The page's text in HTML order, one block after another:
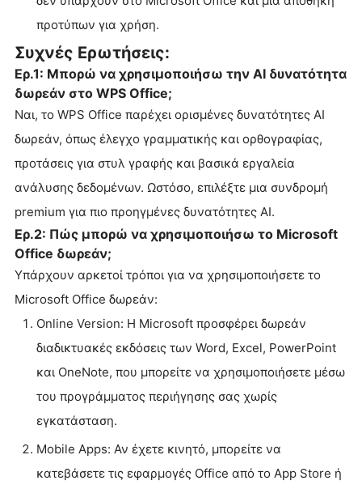
προτύπων για χρήση.
Συχνές Ερωτήσεις:
Ερ.1: Μπορώ να χρησιμοποιήσω την AI δυνατότητα
δωρεάν στο WPS Office;
Ναι, το WPS Office παρέχει ορισμένες δυνατότητες AI
δωρεάν, όπως έλεγχο γραμματικής και ορθογραφίας,
προτάσεις για στυλ γραφής και βασικά εργαλεία
ανάλυσης δεδομένων. Ωστόσο, επιλέξτε μια συνδρομή
premium για πιο προηγμένες δυνατότητες AI.
Ερ.2: Πώς μπορώ να χρησιμοποιήσω το Microsoft
Office δωρεάν;
Υπάρχουν αρκετοί τρόποι για να χρησιμοποιήσετε το
Microsoft Office δωρεάν:
Online Version: Η Microsoft προσφέρει δωρεάν
διαδικτυακές εκδόσεις των Word, Excel, PowerPoint
και OneNote, που μπορείτε να χρησιμοποιήσετε μέσω
του προγράμματος περιήγησης σας χωρίς
εγκατάσταση.
Mobile Apps: Αν έχετε κινητό, μπορείτε να
κατεβάσετε τις εφαρμογές Office από το App Store ή